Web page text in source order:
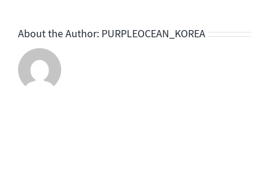
About the Author: PURPLEOCEAN_KOREA